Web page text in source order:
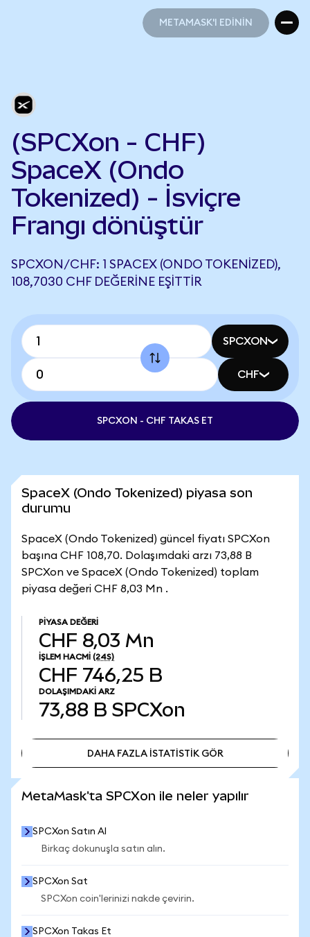
METAMASK'I EDİNİN
(SPCXon - CHF)
SpaceX (Ondo
Tokenized) - İsviçre
Frangı dönüştür
SPCXON/CHF: 1 SPACEX (ONDO TOKENIZED),
108,7030 CHF DEĞERINE EŞITTIR
SPCXON
CHF
SPCXON - CHF TAKAS ET
SpaceX (Ondo Tokenized) piyasa son
durumu
SpaceX (Ondo Tokenized) güncel fiyatı SPCXon
başına CHF 108,70. Dolaşımdaki arzı 73,88 B
SPCXon ve SpaceX (Ondo Tokenized) toplam
piyasa değeri CHF 8,03 Mn .
PIYASA DEĞERI
CHF 8,03 Mn
İŞLEM HACMI (24S)
CHF 746,25 B
DOLAŞIMDAKI ARZ
73,88 B SPCXon
DAHA FAZLA İSTATİSTİK GÖR
MetaMask'ta SPCXon ile neler yapılır
SPCXon Satın Al
Birkaç dokunuşla satın alın.
SPCXon Sat
SPCXon coin'lerinizi nakde çevirin.
SPCXon Takas Et